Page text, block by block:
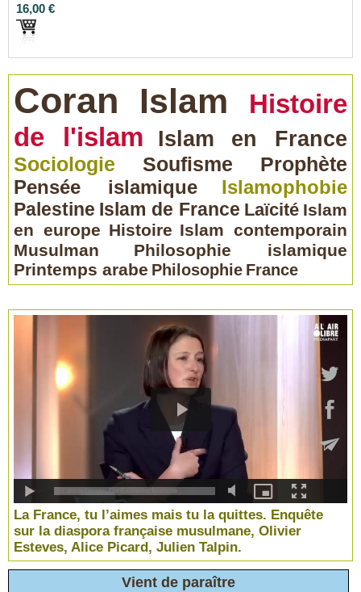
16,00 €
Coran Islam
Histoire
de l'islam
Islam en France
Sociologie Soufisme
Prophète
Pensée islamique
Islamophobie
Palestine Islam de France Laïcité Islam
en europe Histoire Islam contemporain
Musulman
Philosophie islamique
Printemps arabe Philosophie France
La France, tu l’aimes mais tu la quittes. Enquête
sur la diaspora française musulmane, Olivier
Esteves, Alice Picard, Julien Talpin.
Vient de paraître